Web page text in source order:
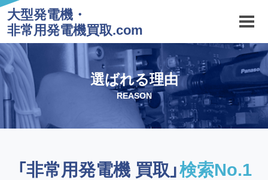
大型発電機・
非常用発電機買取.com
選ばれる理由
REASON
「非常用発電機 買取」検索No.1